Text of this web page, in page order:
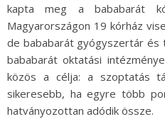
kapta meg a bababarát
Magyarországon 19 kórház
de bababarát gyógyszertár és
bababarát oktatási
közös a célja: a szoptatás
sikeresebb, ha egyre több
hatványozottan adódik össze.